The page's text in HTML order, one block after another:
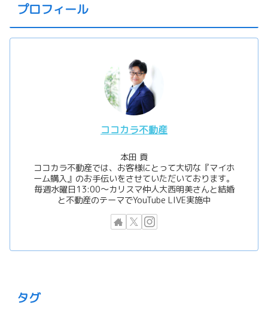
プロフィール
ココカラ不動産
本田 貢
ココカラ不動産では、お客様にとって大切な『マイホ
ーム購入』のお手伝いをさせていただいております。
毎週水曜日13:00〜カリスマ仲人大西明美さんと結婚
と不動産のテーマでYouTube LIVE実施中
タグ